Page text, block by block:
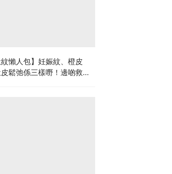
紋懶人包】妊娠紋、橙皮
鬆弛係三樣嘢！邊啲救得